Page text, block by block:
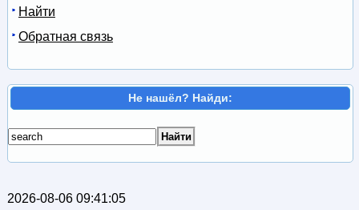
Найти
Обратная связь
Не нашёл? Найди:
2026-08-06 09:41:05